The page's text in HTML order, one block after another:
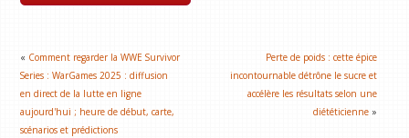
« Comment regarder la WWE Survivor
Series : WarGames 2025 : diffusion
en direct de la lutte en ligne
aujourd'hui ; heure de début, carte,
scénarios et prédictions
Perte de poids : cette épice
incontournable détrône le sucre et
accélère les résultats selon une
diététicienne »